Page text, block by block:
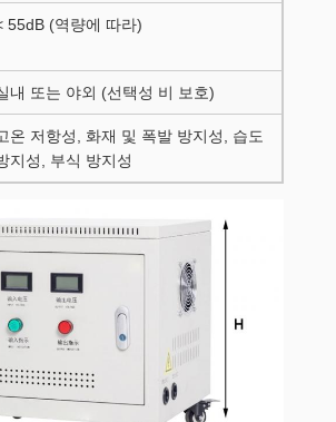
55dB (역량에 따라)
내 또는 야외 (선택성 비 보호)
온 저항성, 화재 및 폭발 방지성, 습도
지성, 부식 방지성